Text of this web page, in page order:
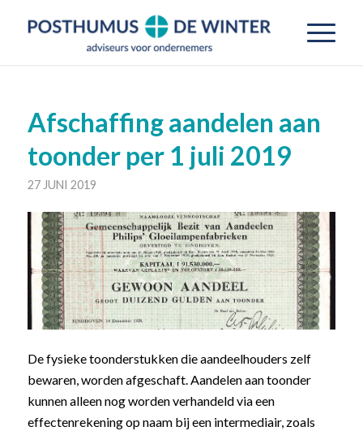
Afschaffing aandelen aan
toonder per 1 juli 2019
27 JUNI 2019
De fysieke toonderstukken die aandeelhouders zelf
bewaren, worden afgeschaft. Aandelen aan toonder
kunnen alleen nog worden verhandeld via een
effectenrekening op naam bij een intermediair, zoals